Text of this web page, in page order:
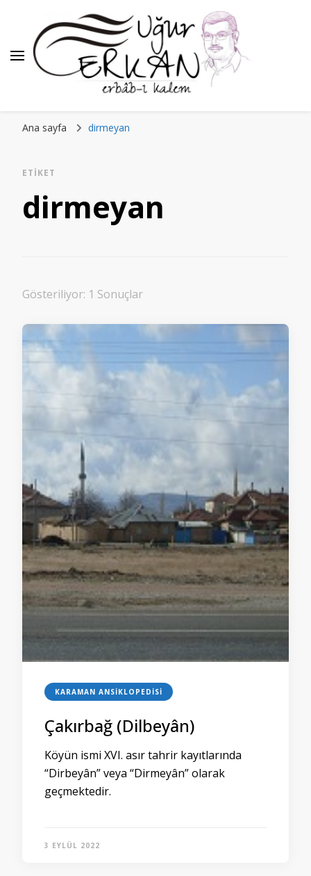
Ana sayfa dirmeyan
ETIKET
dirmeyan
Gösteriliyor: 1 Sonuçlar
KARAMAN ANSIKLOPEDISI
Çakırbağ (Dilbeyân)
Köyün ismi XVI. asır tahrir kayıtlarında
“Dirbeyân” veya “Dirmeyân” olarak
geçmektedir.
3 EYLÜL 2022